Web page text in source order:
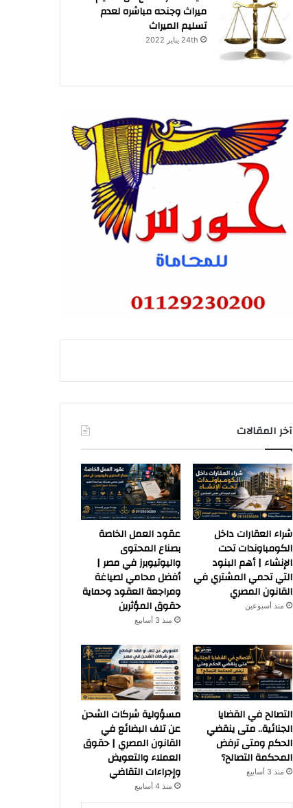
ميراث وجنحه مباشره لعدم
تسليم الميراث
24th يناير 2022
آخر المقالات
شراء العقارات داخل
الكومباوندات تحت
الإنشاء | أهم البنود
التي تحمي المشتري في
القانون المصري
منذ أسبوعين
عقود العمل الخاصة
بصناع المحتوى
واليوتيوبرز في مصر |
أفضل محامي لصياغة
ومراجعة العقود وحماية
حقوق المؤثرين
منذ 3 أسابيع
التصالح في القضايا
الجنائية.. متى ينقضي
الحكم ومتى ترفض
المحكمة التصالح؟
منذ 3 أسابيع
مسؤولية شركات الشحن
عن تلف البضائع في
القانون المصري | حقوق
العملاء والتعويض
وإجراءات التقاضي
منذ 4 أسابيع